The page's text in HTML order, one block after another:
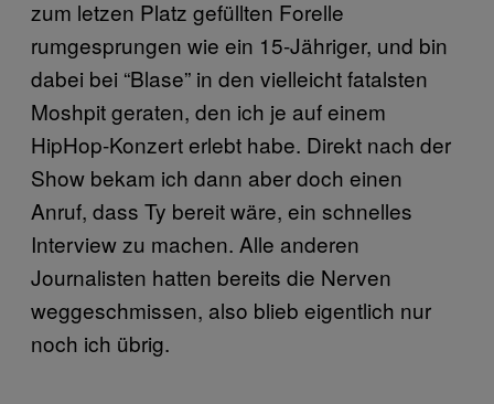
zum letzen Platz gefüllten Forelle
rumgesprungen wie ein 15-Jähriger, und bin
dabei bei “Blase” in den vielleicht fatalsten
Moshpit geraten, den ich je auf einem
HipHop-Konzert erlebt habe. Direkt nach der
Show bekam ich dann aber doch einen
Anruf, dass Ty bereit wäre, ein schnelles
Interview zu machen. Alle anderen
Journalisten hatten bereits die Nerven
weggeschmissen, also blieb eigentlich nur
noch ich übrig.